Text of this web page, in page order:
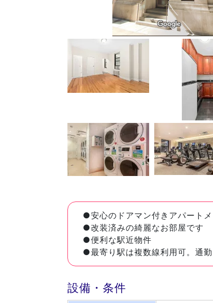
●安心のドアマン付きアパートメ
●改装済みの綺麗なお部屋です
●便利な駅近物件
●最寄り駅は複数線利用可。通
設備・条件